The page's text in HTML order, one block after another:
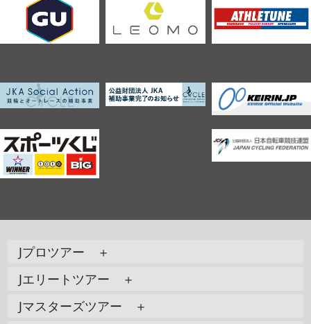
Jプロツアー ＋
Jエリートツアー ＋
Jマスターズツアー ＋